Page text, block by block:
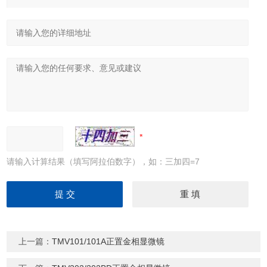
请输入计算结果（填写阿拉伯数字），如：三加四=7
上一篇：TMV101/101A正置金相显微镜